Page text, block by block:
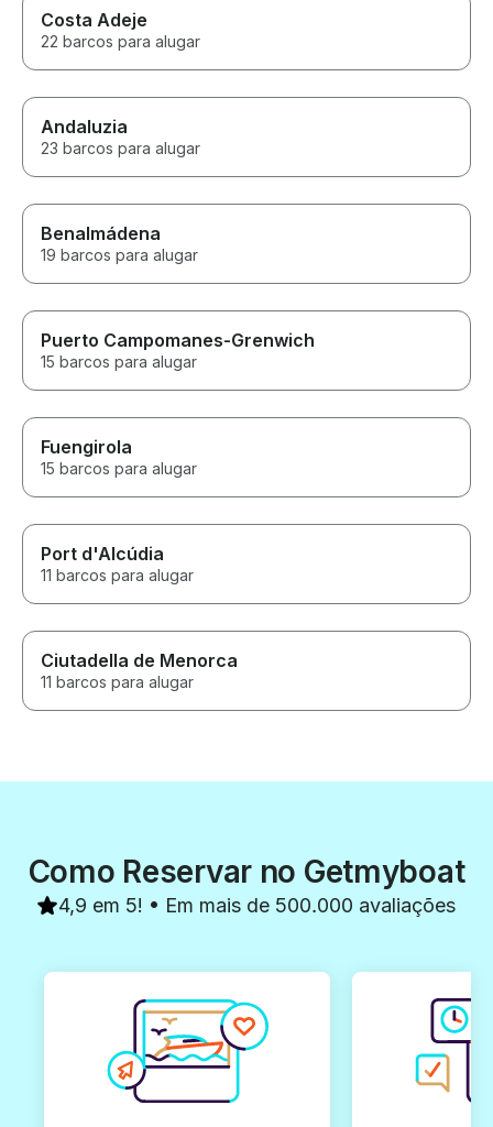
Costa Adeje
22 barcos para alugar
Andaluzia
23 barcos para alugar
Benalmádena
19 barcos para alugar
Puerto Campomanes-Grenwich
15 barcos para alugar
Fuengirola
15 barcos para alugar
Port d'Alcúdia
11 barcos para alugar
Ciutadella de Menorca
11 barcos para alugar
Como Reservar no Getmyboat
4,9 em 5! • Em mais de 500.000 avaliações